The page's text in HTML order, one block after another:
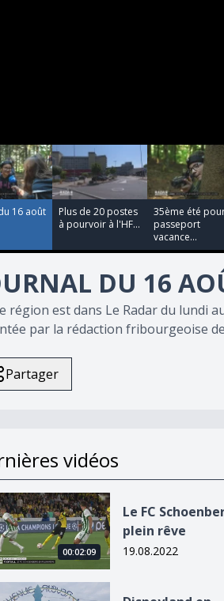
16 août
Plus de 20 postes
à pourvoir à l'HF...
35ème été
passeport
vacance...
DU 16
région est dans Le Radar du lundi
par la rédaction fribourgeoise
Partager
vidéos
Schoenberg en plein rêve
00:02:09
Le FC
plein rêve
19.08.2022
en Veveyse